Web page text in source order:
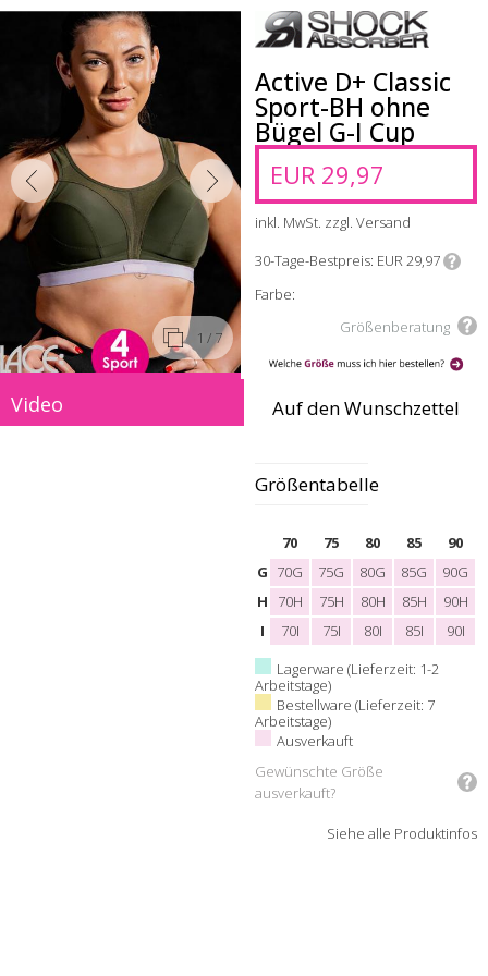
1 / 7
Video
Active D+ Classic
Sport-BH ohne
Bügel G-I Cup
EUR 29,97
inkl. MwSt. zzgl. Versand
30-Tage-Bestpreis EUR 29,97
Farbe:
Größenberatung
Auf den Wunschzettel
Größentabelle
70 75 80 85
90
G 70G 75G 80G 85G
90G
H
70H 75H 80H 85H
90H
I
70I 75I 80I 85I
90I
Lagerware (Lieferzeit: 1-2
Arbeitstage)
Bestellware (Lieferzeit: 7
Arbeitstage)
Ausverkauft
Gewünschte Größe
ausverkauft?
Siehe alle Produktinfos